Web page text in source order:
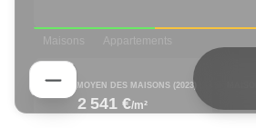
Maisons Appartements
PRIX M² MOYEN DES MAISONS (2023)
2 541 €/m²